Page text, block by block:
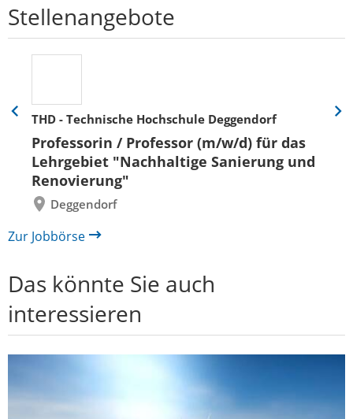
Stellenangebote
THD - Technische Hochschule Deggendorf
Professorin / Professor (m/w/d) für das
Lehrgebiet "Nachhaltige Sanierung und
Renovierung"
Deggendorf
Eine
zurück
Eine
Zur Jobbörse
Das könnte Sie auch
interessieren